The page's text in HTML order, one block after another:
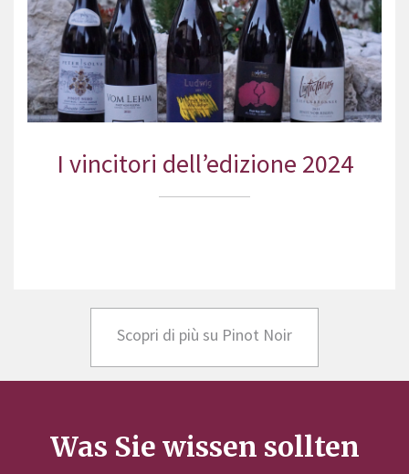
I vincitori dell’edizione 2024
Scopri di più su Pinot Noir
Was Sie wissen sollten